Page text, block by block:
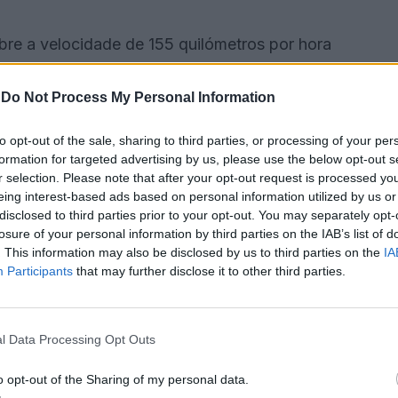
Do Not Process My Personal Information
opt-out of the sale, sharing to third parties, or processing of your
for targeted advertising by us, please use the below opt-out
selection. Please note that after your opt-out request is processed
interest-based ads based on personal information utilized by us
to third parties prior to your opt-out. You may separately
of your personal information by third parties on the IAB’s list of
This information may also be disclosed by us to third parties on the
Participants that may further disclose it to other third parties.
Data Processing Opt Outs
opt-out of the Sharing of my personal data.
a velocidade de 155 quilómetros por hora
de que ia a essa velocidade e que até
instruções sobre a velocidade do carro, onde
Cabrita, após uma deslocação a Portalegre,
do advogado de defesa, António Samara,
trânsito e que o condutor travou e buzinou,
o embate, nem o peão o conseguiu evitar”.
o caso, Marco Pontes descreveu a forma como
presença do peão “a meio da faixa” da